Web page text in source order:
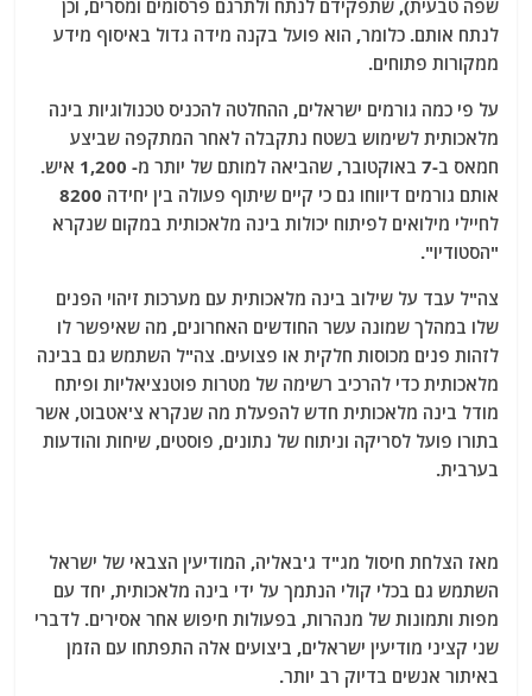
שפה טבעית), שתפקידם לנתח ולתרגם פרסומים ומסרים, וכן
לנתח אותם. כלומר, הוא פועל בקנה מידה גדול באיסוף מידע
ממקורות פתוחים.
על פי כמה גורמים ישראלים, ההחלטה להכניס טכנולוגיות בינה
מלאכותית לשימוש בשטח נתקבלה לאחר המתקפה שביצע
חמאס ב-7 באוקטובר, שהביאה למותם של יותר מ- 1,200 איש.
אותם גורמים דיווחו גם כי קיים שיתוף פעולה בין יחידה 8200
לחיילי מילואים לפיתוח יכולות בינה מלאכותית במקום שנקרא
"הסטודיו".
צה"ל עבד על שילוב בינה מלאכותית עם מערכות זיהוי הפנים
שלו במהלך שמונה עשר החודשים האחרונים, מה שאיפשר לו
לזהות פנים מכוסות חלקית או פצועים. צה"ל השתמש גם בבינה
מלאכותית כדי להרכיב רשימה של מטרות פוטנציאליות ופיתח
מודל בינה מלאכותית חדש להפעלת מה שנקרא צ'אטבוט, אשר
בתורו פועל לסריקה וניתוח של נתונים, פוסטים, שיחות והודעות
בערבית.
מאז הצלחת חיסול מג"ד ג'באליה, המודיעין הצבאי של ישראל
השתמש גם בכלי קולי הנתמך על ידי בינה מלאכותית, יחד עם
מפות ותמונות של מנהרות, בפעולות חיפוש אחר אסירים. לדברי
שני קציני מודיעין ישראלים, ביצועים אלה התפתחו עם הזמן
באיתור אנשים בדיוק רב יותר.